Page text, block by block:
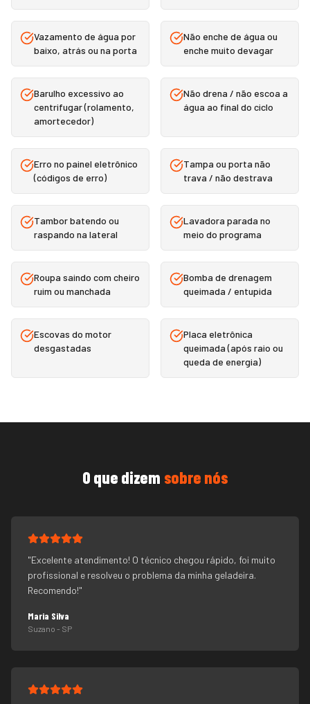
Vazamento de água por
baixo, atrás ou na porta
Não enche de água ou
enche muito devagar
Barulho excessivo ao
centrifugar (rolamento,
amortecedor)
Não drena / não escoa a
água ao final do ciclo
Erro no painel eletrônico
(códigos de erro)
Tampa ou porta não
trava / não destrava
Tambor batendo ou
raspando na lateral
Lavadora parada no
meio do programa
Roupa saindo com cheiro
ruim ou manchada
Bomba de drenagem
queimada / entupida
Escovas do motor
desgastadas
Placa eletrônica
queimada (após raio ou
queda de energia)
O que dizem sobre nós
"Excelente atendimento! O técnico chegou rápido, foi muito
profissional e resolveu o problema da minha geladeira.
Recomendo!"
Maria Silva
Suzano - SP